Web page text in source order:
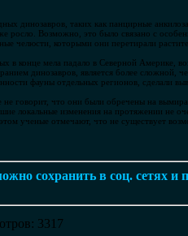
динозавров, таких как панцирные
росло. Возможно, это было связано с
челюсти, которыми они перетирали
в конце мела падало в Северной Америке,
динозавров, является более сложной,
фауны отдельных регионов, сделали
не говорит, что они были обречены на
локальные изменения на протяжении не
ученые отмечают, что не существует
сохранить в соц. сетях и
: 3317